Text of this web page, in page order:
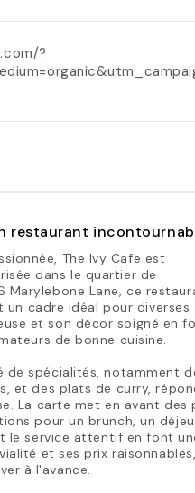
?
restaurant
The Ivy Cafe est
dans le quartier de
Marylebone Lane, ce
cadre idéal pour diverses
et son décor soigné en
de bonne cuisine.
de spécialités, notamment
et des plats de curry,
La carte met en avant des
pour un brunch, un
le service attentif en font
et ses prix raisonnables,
à l'avance.